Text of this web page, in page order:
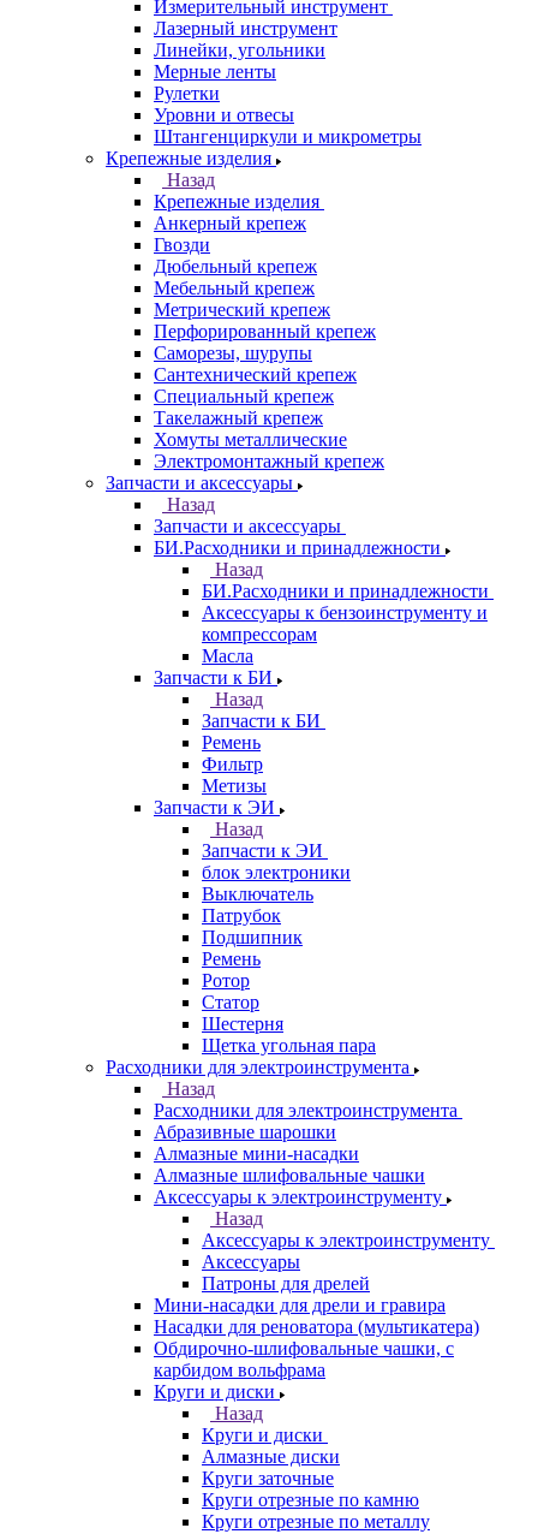
Измерительный инструмент
Лазерный инструмент
Линейки, угольники
Мерные ленты
Рулетки
Уровни и отвесы
Штангенциркули и микрометры
Крепежные изделия
Назад
Крепежные изделия
Анкерный крепеж
Гвозди
Дюбельный крепеж
Мебельный крепеж
Метрический крепеж
Перфорированный крепеж
Саморезы, шурупы
Сантехнический крепеж
Специальный крепеж
Такелажный крепеж
Хомуты металлические
Электромонтажный крепеж
Запчасти и аксессуары
Назад
Запчасти и аксессуары
БИ.Расходники и принадлежности
Назад
БИ.Расходники и принадлежности
Аксессуары к бензоинструменту и
компрессорам
Масла
Запчасти к БИ
Назад
Запчасти к БИ
Ремень
Фильтр
Метизы
Запчасти к ЭИ
Назад
Запчасти к ЭИ
блок электроники
Выключатель
Патрубок
Подшипник
Ремень
Ротор
Статор
Шестерня
Щетка угольная пара
Расходники для электроинструмента
Назад
Расходники для электроинструмента
Абразивные шарошки
Алмазные мини-насадки
Алмазные шлифовальные чашки
Аксессуары к электроинструменту
Назад
Аксессуары к электроинструменту
Аксессуары
Патроны для дрелей
Мини-насадки для дрели и гравира
Насадки для реноватора (мультикатера)
Обдирочно-шлифовальные чашки, с
карбидом вольфрама
Круги и диски
Назад
Круги и диски
Алмазные диски
Круги заточные
Круги отрезные по камню
Круги отрезные по металлу